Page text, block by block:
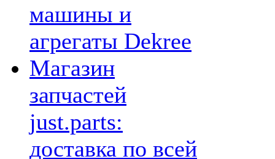
машины и
агрегаты Dekree
Магазин
запчастей
just.parts:
доставка по всей